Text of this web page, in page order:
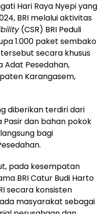
Hari Raya Nyepi yang
BRI melalui aktivitas
(CSR) BRI Peduli
1.000 paket sembako
secara khusus
Adat Pesedahan,
Karangasem,
diberikan terdiri dari
Pasir dan bahan pokok
bagi
pada kesempatan
BRI Catur Budi Harto
secara konsisten
masyarakat sebagai